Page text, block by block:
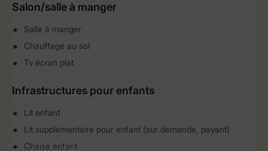
Salon/salle à manger
Salle à manger
Chauffage au sol
Tv écran plat
Infrastructures pour enfants
Lit enfant
Lit supplémentaire pour enfant (sur demande, payant)
Chaise enfant